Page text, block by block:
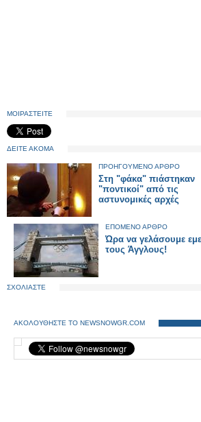
ΜΟΙΡΑΣΤΕΙΤΕ
ΔΕΙΤΕ ΑΚΟΜΑ
ΠΡΟΗΓΟΥΜΕΝΟ ΑΡΘΡΟ
Στη "φάκα" πιάστηκαν
"ποντικοί" από τις
αστυνομικές αρχές
ΕΠΟΜΕΝΟ ΑΡΘΡΟ
Ώρα να γελάσουμε
τους Άγγλους!
ΣΧΟΛΙΑΣΤΕ
ΑΚΟΛΟΥΘΗΣΤΕ ΤΟ NEWSNOWGR.COM